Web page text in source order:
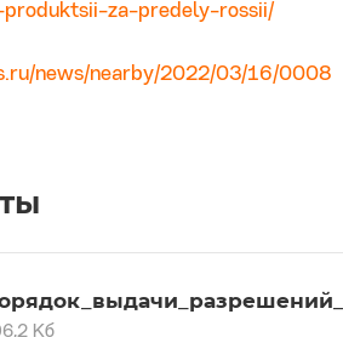
produktsii-za-predely-rossii/
news/nearby/2022/03/16/0008
Кб